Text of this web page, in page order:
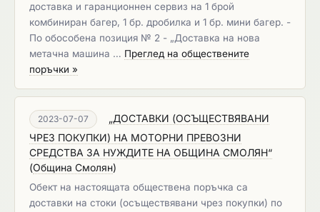
доставка и гаранционнен сервиз на 1 брой
комбиниран багер, 1 бр. дробилка и 1 бр. мини багер. -
По обособена позиция № 2 - „Доставка на нова
метачна машина … Преглед на обществените
поръчки »
2023-07-07
„ДОСТАВКИ (ОСЪЩЕСТВЯВАНИ
ЧРЕЗ ПОКУПКИ) НА МОТОРНИ ПРЕВОЗНИ
СРЕДСТВА ЗА НУЖДИТЕ НА ОБЩИНА СМОЛЯН“
(Община Смолян)
Обект на настоящата обществена поръчка са
доставки на стоки (осъществявани чрез покупки) по